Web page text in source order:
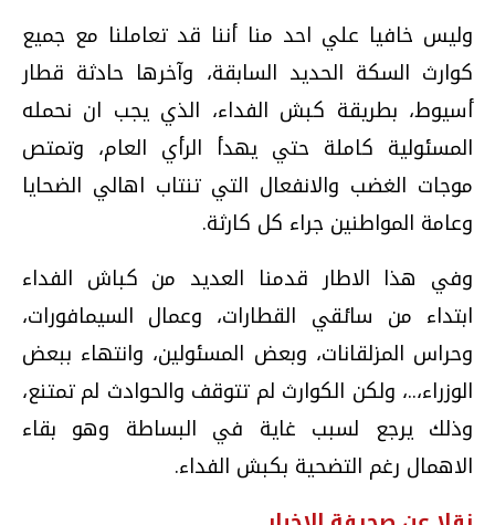
وليس خافيا علي احد منا أننا قد تعاملنا مع جميع
كوارث السكة الحديد السابقة،‮ ‬وآخرها حادثة قطار
أسيوط،‮ ‬بطريقة كبش الفداء،‮ ‬الذي يجب ان نحمله
المسئولية كاملة حتي يهدأ الرأي العام،‮ وتمتص‮
‬موجات الغضب والانفعال التي تنتاب اهالي الضحايا
وعامة المواطنين جراء كل كارثة‮.‬
وفي هذا الاطار قدمنا العديد من كباش الفداء‮
‬ابتداء من سائقي القطارات،‮ ‬وعمال السيمافورات،‮
وحراس المزلقانات،‮ ‬وبعض المسئولين،‮ ‬وانتهاء ببعض
الوزراء،‮..‬،‮ ‬ولكن الكوارث لم تتوقف والحوادث لم تمتنع،‮
‬وذلك يرجع لسبب‮ ‬غاية في البساطة وهو بقاء
الاهمال رغم التضحية بكبش الفداء‮.